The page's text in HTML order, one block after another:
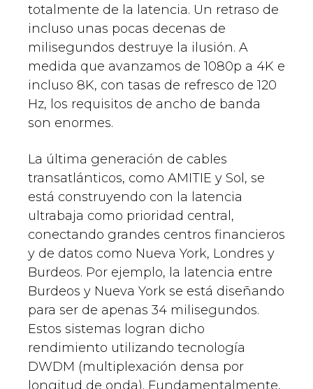
totalmente de la latencia. Un retraso de
incluso unas pocas decenas de
milisegundos destruye la ilusión. A
medida que avanzamos de 1080p a 4K e
incluso 8K, con tasas de refresco de 120
Hz, los requisitos de ancho de banda
son enormes.
La última generación de cables
transatlánticos, como AMITIE y Sol, se
está construyendo con la latencia
ultrabaja como prioridad central,
conectando grandes centros financieros
y de datos como Nueva York, Londres y
Burdeos. Por ejemplo, la latencia entre
Burdeos y Nueva York se está diseñando
para ser de apenas 34 milisegundos.
Estos sistemas logran dicho
rendimiento utilizando tecnología
DWDM (multiplexación densa por
longitud de onda). Fundamentalmente,